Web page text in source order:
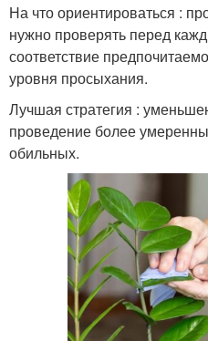
На что ориентироваться :
нужно проверять перед
соответствие
уровня просыхания.
Лучшая стратегия :
проведение более
обильных.